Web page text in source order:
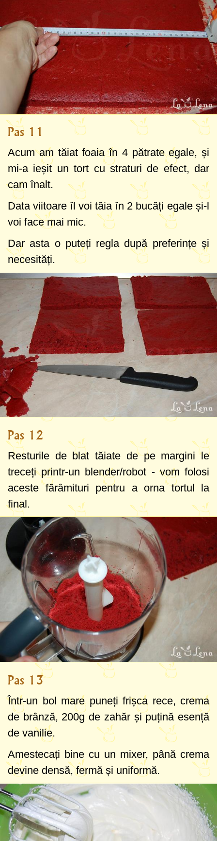
Pas 11
Acum am tăiat foaia în 4 pătrate egale, și
mi-a ieșit un tort cu straturi de efect, dar
cam înalt.
Data viitoare îl voi tăia în 2 bucăți egale și-l
voi face mai mic.
Dar asta o puteți regla după preferințe și
necesități.
Pas 12
Resturile de blat tăiate de pe margini le
treceți printr-un blender/robot - vom folosi
aceste fărâmituri pentru a orna tortul la
final.
Pas 13
Într-un bol mare puneți frișca rece, crema
de brânză, 200g de zahăr și puțină esență
de vanilie.
Amestecați bine cu un mixer, până crema
devine densă, fermă și uniformă.